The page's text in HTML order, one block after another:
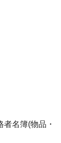
名簿(物品・